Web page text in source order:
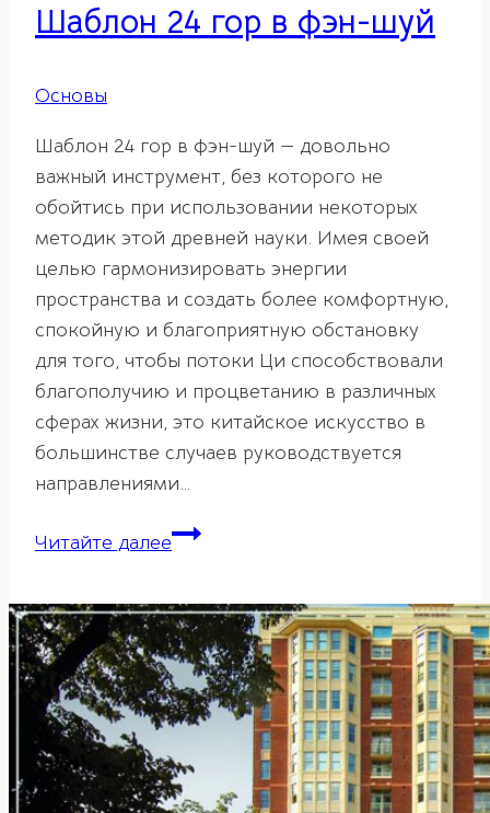
Шаблон 24 гор в фэн-шуй
Основы
Шаблон 24 гор в фэн-шуй — довольно
важный инструмент, без которого не
обойтись при использовании некоторых
методик этой древней науки. Имея своей
целью гармонизировать энергии
пространства и создать более комфортную,
спокойную и благоприятную обстановку
для того, чтобы потоки Ци способствовали
благополучию и процветанию в различных
сферах жизни, это китайское искусство в
большинстве случаев руководствуется
направлениями…
Читайте далееШаблон
в
фэн-
шуй